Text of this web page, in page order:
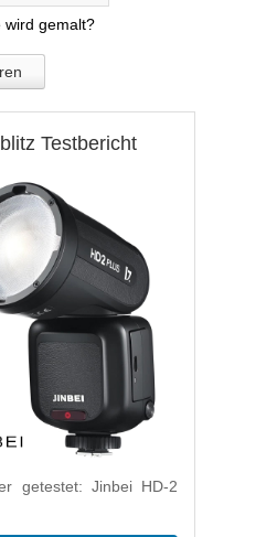
wird gemalt?
Testbericht
getestet: Jinbei HD-2